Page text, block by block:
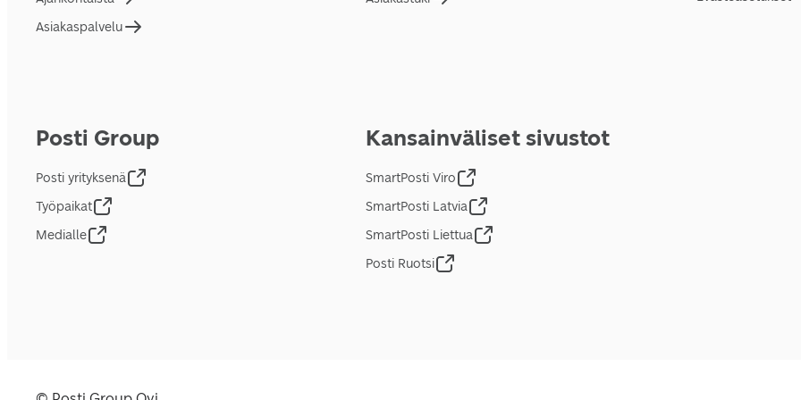
Asiakaspalvelu
Posti Group
Posti yrityksenä
Työpaikat
Medialle
Kansainväliset sivustot
SmartPosti Viro
SmartPosti Latvia
SmartPosti Liettua
Posti Ruotsi